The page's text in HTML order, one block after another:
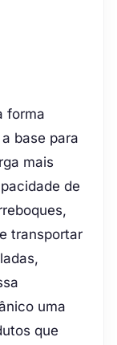
forma
base para
mais
de
transportar
uma
que